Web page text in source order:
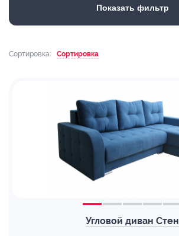
Показать фильтр
Сортировка: Сортировка
Угловой диван Стен